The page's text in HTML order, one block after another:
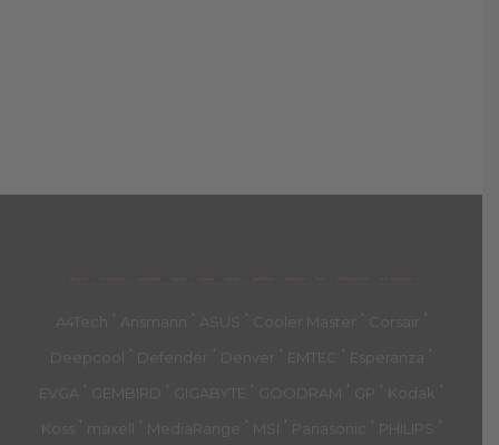
მთავარი კალათა
A4Tech ' Ansmann ' ASUS ' Cooler Master ' Corsair '
Deepcool ' Defender ' Denver ' EMTEC ' Esperanza '
EVGA ' GEMBIRD ' GIGABYTE ' GOODRAM ' GP ' Kodak '
Koss ' maxell ' MediaRange ' MSI ' Panasonic ' PHILIPS '